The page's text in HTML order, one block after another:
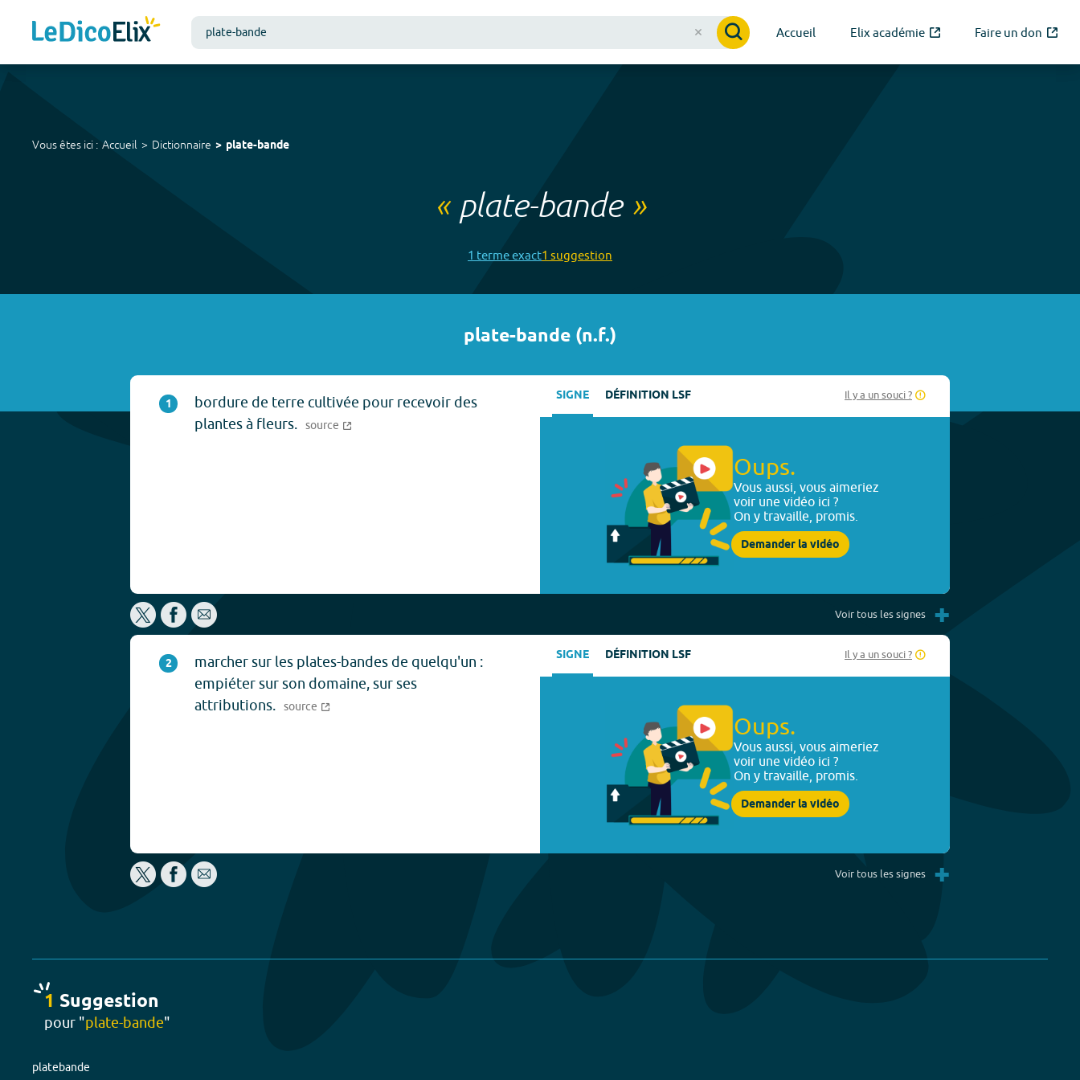
Accueil Elix académie Faire un don
Vous êtes ici : Accueil Dictionnaire plate-bande
« plate-bande»
1 termeexact1 suggestion
plate-bande (n.f.)
1
bordure de terre cultivée pour recevoir des
plantes à fleurs. source
SIGNE DÉFINITION LSF Il y a un souci ?
Oups.
Vous aussi, vous aimeriez
voir une vidéo ici ?
On y travaille, promis.
Demander la vidéo
Voir tous les signes +
2
marcher sur les plates-bandes de quelqu'un :
empiéter sur son domaine, sur ses
attributions. source
SIGNE DÉFINITION LSF Il y a un souci ?
Oups.
Vous aussi, vous aimeriez
voir une vidéo ici ?
On y travaille, promis.
Demander la vidéo
Voir tous les signes +
1 Suggestion
pour "plate-bande"
platebande